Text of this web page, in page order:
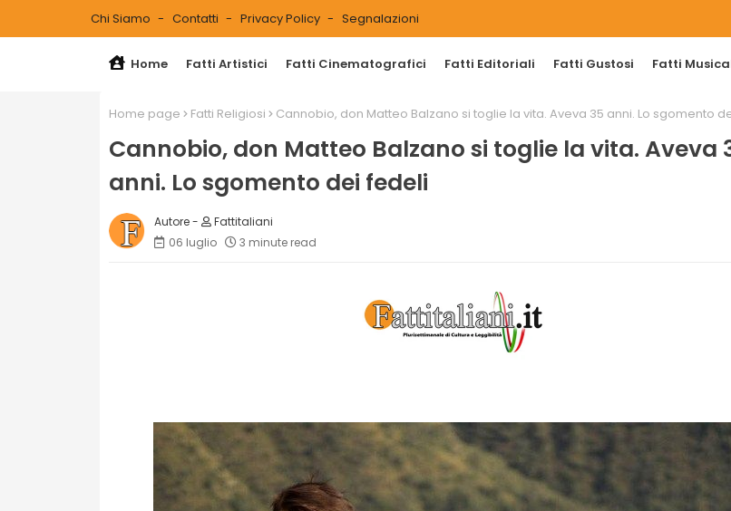
Chi Siamo Contatti Privacy Policy Segnalazioni
Home Fatti Artistici Fatti Cinematografici Fatti Editoriali Fatti Gustosi Fatti
Home page Fatti Religiosi Cannobio, don Matteo Balzano si toglie la vita. Aveva 35 anni. Lo sgomento
Cannobio, don Matteo Balzano si toglie la vita. Aveva
anni. Lo sgomento dei fedeli
Fattitaliani
06 luglio
3 minute read